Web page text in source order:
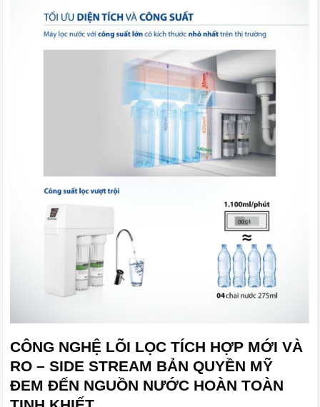
CÔNG NGHỆ LÕI LỌC TÍCH HỢP MỚI VÀ
RO – SIDE STREAM BẢN QUYỀN MỸ
ĐEM ĐẾN NGUỒN NƯỚC HOÀN TOÀN